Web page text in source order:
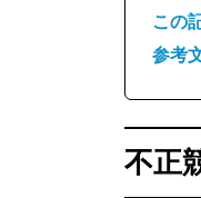
この
参考
不正